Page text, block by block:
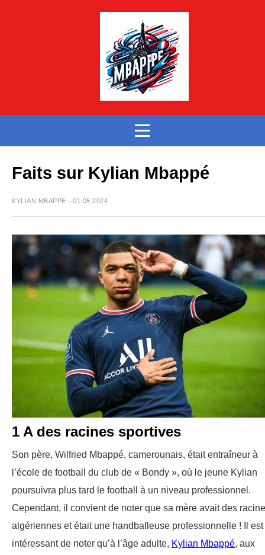
Faits sur Kylian Mbappé
KYLIAN MBAPPE—01.05.2024
1 A des racines sportives
Son père, Wilfried Mbappé, camerounais, était entraîneur à
l’école de football du club de « Bondy », où le jeune Kylian
poursuivra plus tard le football à un niveau professionnel.
Cependant, il convient de noter que sa mère avait des
algériennes et était une handballeuse professionnelle ! Il est
intéressant de noter qu’à l’âge adulte, Kylian Mbappé, aux